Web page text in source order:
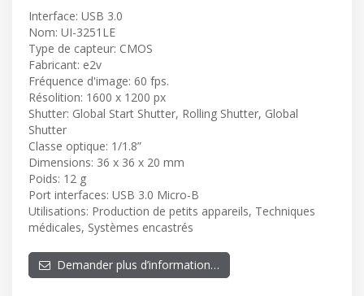
Interface: USB 3.0
Nom: UI-3251LE
Type de capteur: CMOS
Fabricant: e2v
Fréquence d'image: 60 fps.
Résolition: 1600 x 1200 px
Shutter: Global Start Shutter, Rolling Shutter, Global
Shutter
Classe optique: 1/1.8”
Dimensions: 36 x 36 x 20 mm
Poids: 12 g
Port interfaces: USB 3.0 Micro-B
Utilisations: Production de petits appareils, Techniques
médicales, Systèmes encastrés
Demander plus d’information…